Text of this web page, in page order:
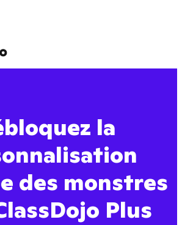
la
des monstres
Plus